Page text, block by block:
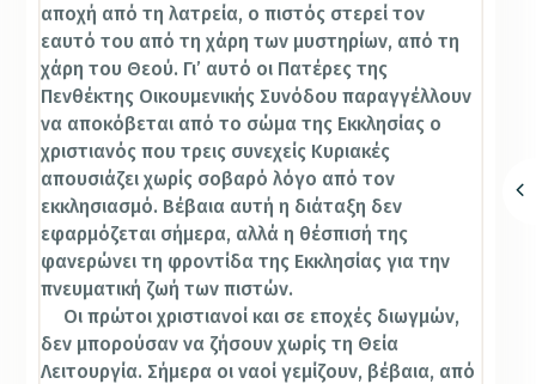
αποχή από τη λατρεία, ο πιστός στερεί τον
εαυτό του από τη χάρη των μυστηρίων, από τη
χάρη του Θεού. Γι’ αυτό οι Πατέρες της
Πενθέκτης Οικουμενικής Συνόδου παραγγέλλουν
να αποκόβεται από το σώμα της Εκκλησίας ο
χριστιανός που τρεις συνεχείς Κυριακές
απουσιάζει χωρίς σοβαρό λόγο από τον
εκκλησιασμό. Βέβαια αυτή η διάταξη δεν
εφαρμόζεται σήμερα, αλλά η θέσπισή της
φανερώνει τη φροντίδα της Εκκλησίας για την
πνευματική ζωή των πιστών.
Οι πρώτοι χριστιανοί και σε εποχές διωγμών,
δεν μπορούσαν να ζήσουν χωρίς τη Θεία
Λειτουργία. Σήμερα οι ναοί γεμίζουν, βέβαια, από